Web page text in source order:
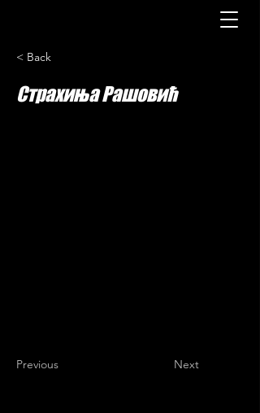
< Back
Страхиња Рашовић
Previous Next